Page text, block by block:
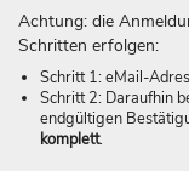
Achtung: die
Schritten erfolgen:
Schritt 1: eMail-
Schritt 2: Daraufhin
endgültigen
komplett.